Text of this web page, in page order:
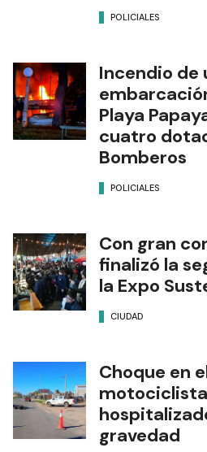
POLICIALES
Incendio de
Playa
cuatro
Bomberos
POLICIALES
Con gran
finalizó la
la Expo
CIUDAD
Choque en
gravedad